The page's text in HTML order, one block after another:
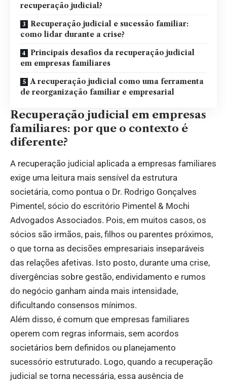
recuperação judicial?
Recuperação judicial e sucessão familiar:
como lidar durante a crise?
Principais desafios da recuperação judicial
em empresas familiares
A recuperação judicial como uma ferramenta
de reorganização familiar e empresarial
Recuperação judicial em empresas
familiares: por que o contexto é
diferente?
A recuperação judicial aplicada a empresas familiares
exige uma leitura mais sensível da estrutura
societária, como pontua o Dr. Rodrigo Gonçalves
Pimentel, sócio do escritório Pimentel & Mochi
Advogados Associados. Pois, em muitos casos, os
sócios são irmãos, pais, filhos ou parentes próximos,
o que torna as decisões empresariais inseparáveis
das relações afetivas. Isto posto, durante uma crise,
divergências sobre gestão, endividamento e rumos
do negócio ganham ainda mais intensidade,
dificultando consensos mínimos.
Além disso, é comum que empresas familiares
operem com regras informais, sem acordos
societários bem definidos ou planejamento
sucessório estruturado. Logo, quando a recuperação
judicial se torna necessária, essa ausência de